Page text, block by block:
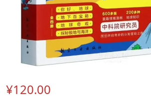
¥120.00